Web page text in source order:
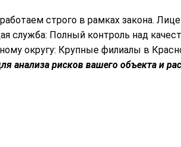
строго в рамках закона.
служба: Полный контроль над
округу: Крупные филиалы в
анализа рисков вашего объекта и